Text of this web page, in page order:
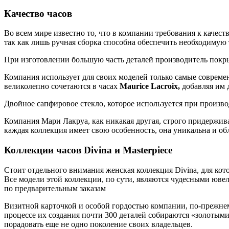
Качество часов
Во всем мире известно то, что в компании требования к
так как лишь ручная сборка способна обеспечить
При изготовлении большую часть деталей производитель
Компания использует для своих моделей только самые
великолепно сочетаются в часах Maurice Lacroix, добавляя им
Двойное сапфировое стекло, которое используется при
Компания Мари Лакруа, как никакая другая, строго
каждая коллекция имеет свою особенность, она уникальна и
Коллекции часов Divina и Masterpiece
Стоит отдельного внимания женская коллекция Divina, для
Все модели этой коллекции, по сути, являются чудесными
по предварительным заказам
Визитной карточкой и особой гордостью компании, по-
процессе их создания почти 300 деталей собираются
порадовать еще не одно поколение своих владельцев.